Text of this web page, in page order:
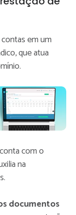
em um
que atua
com o
na
documentos